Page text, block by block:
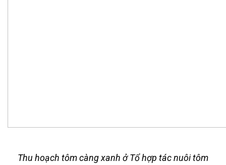
Thu hoạch tôm càng xanh ở Tổ hợp tác nuôi tôm